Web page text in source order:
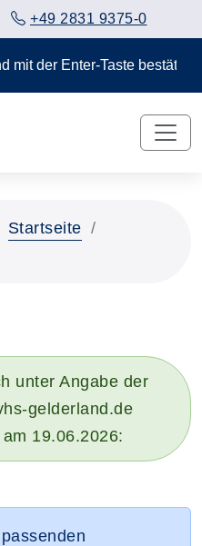
+49 2831 9375-0
der Enter-Taste
Startseite
unter Angabe der
gelderland.de
19.06.2026: